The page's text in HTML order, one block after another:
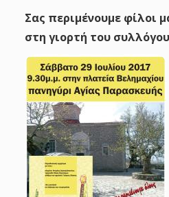
Σας περιμένουμε φίλοι
στη γιορτή του